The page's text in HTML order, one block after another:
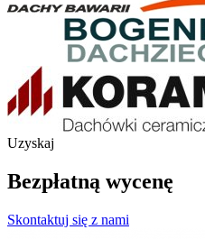
Uzyskaj
Bezpłatną wycenę
Skontaktuj się z nami